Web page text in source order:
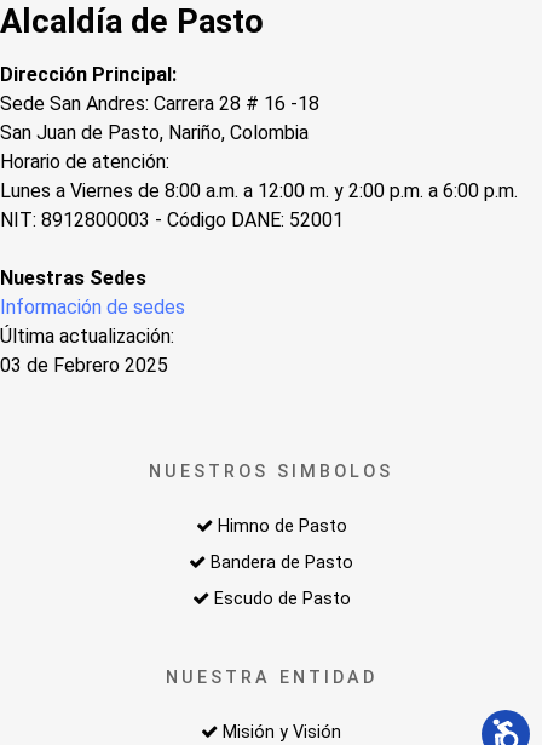
Alcaldía de Pasto
Dirección Principal:
Sede San Andres: Carrera 28 # 16 -18
San Juan de Pasto, Nariño, Colombia
Horario de atención:
Lunes a Viernes de 8:00 a.m. a 12:00 m. y 2:00 p.m. a 6:00 p.m.
NIT: 8912800003 - Código DANE: 52001
Nuestras Sedes
Información de sedes
Última actualización:
03 de Febrero 2025
NUESTROS SIMBOLOS
Himno de Pasto
Bandera de Pasto
Escudo de Pasto
NUESTRA ENTIDAD
Misión y Visión